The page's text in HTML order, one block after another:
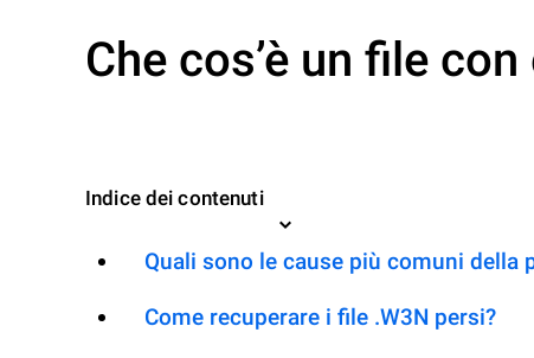
Che cos’è un file
Indice dei contenuti
Quali sono le cause più comuni della
Come recuperare i file .W3N persi?